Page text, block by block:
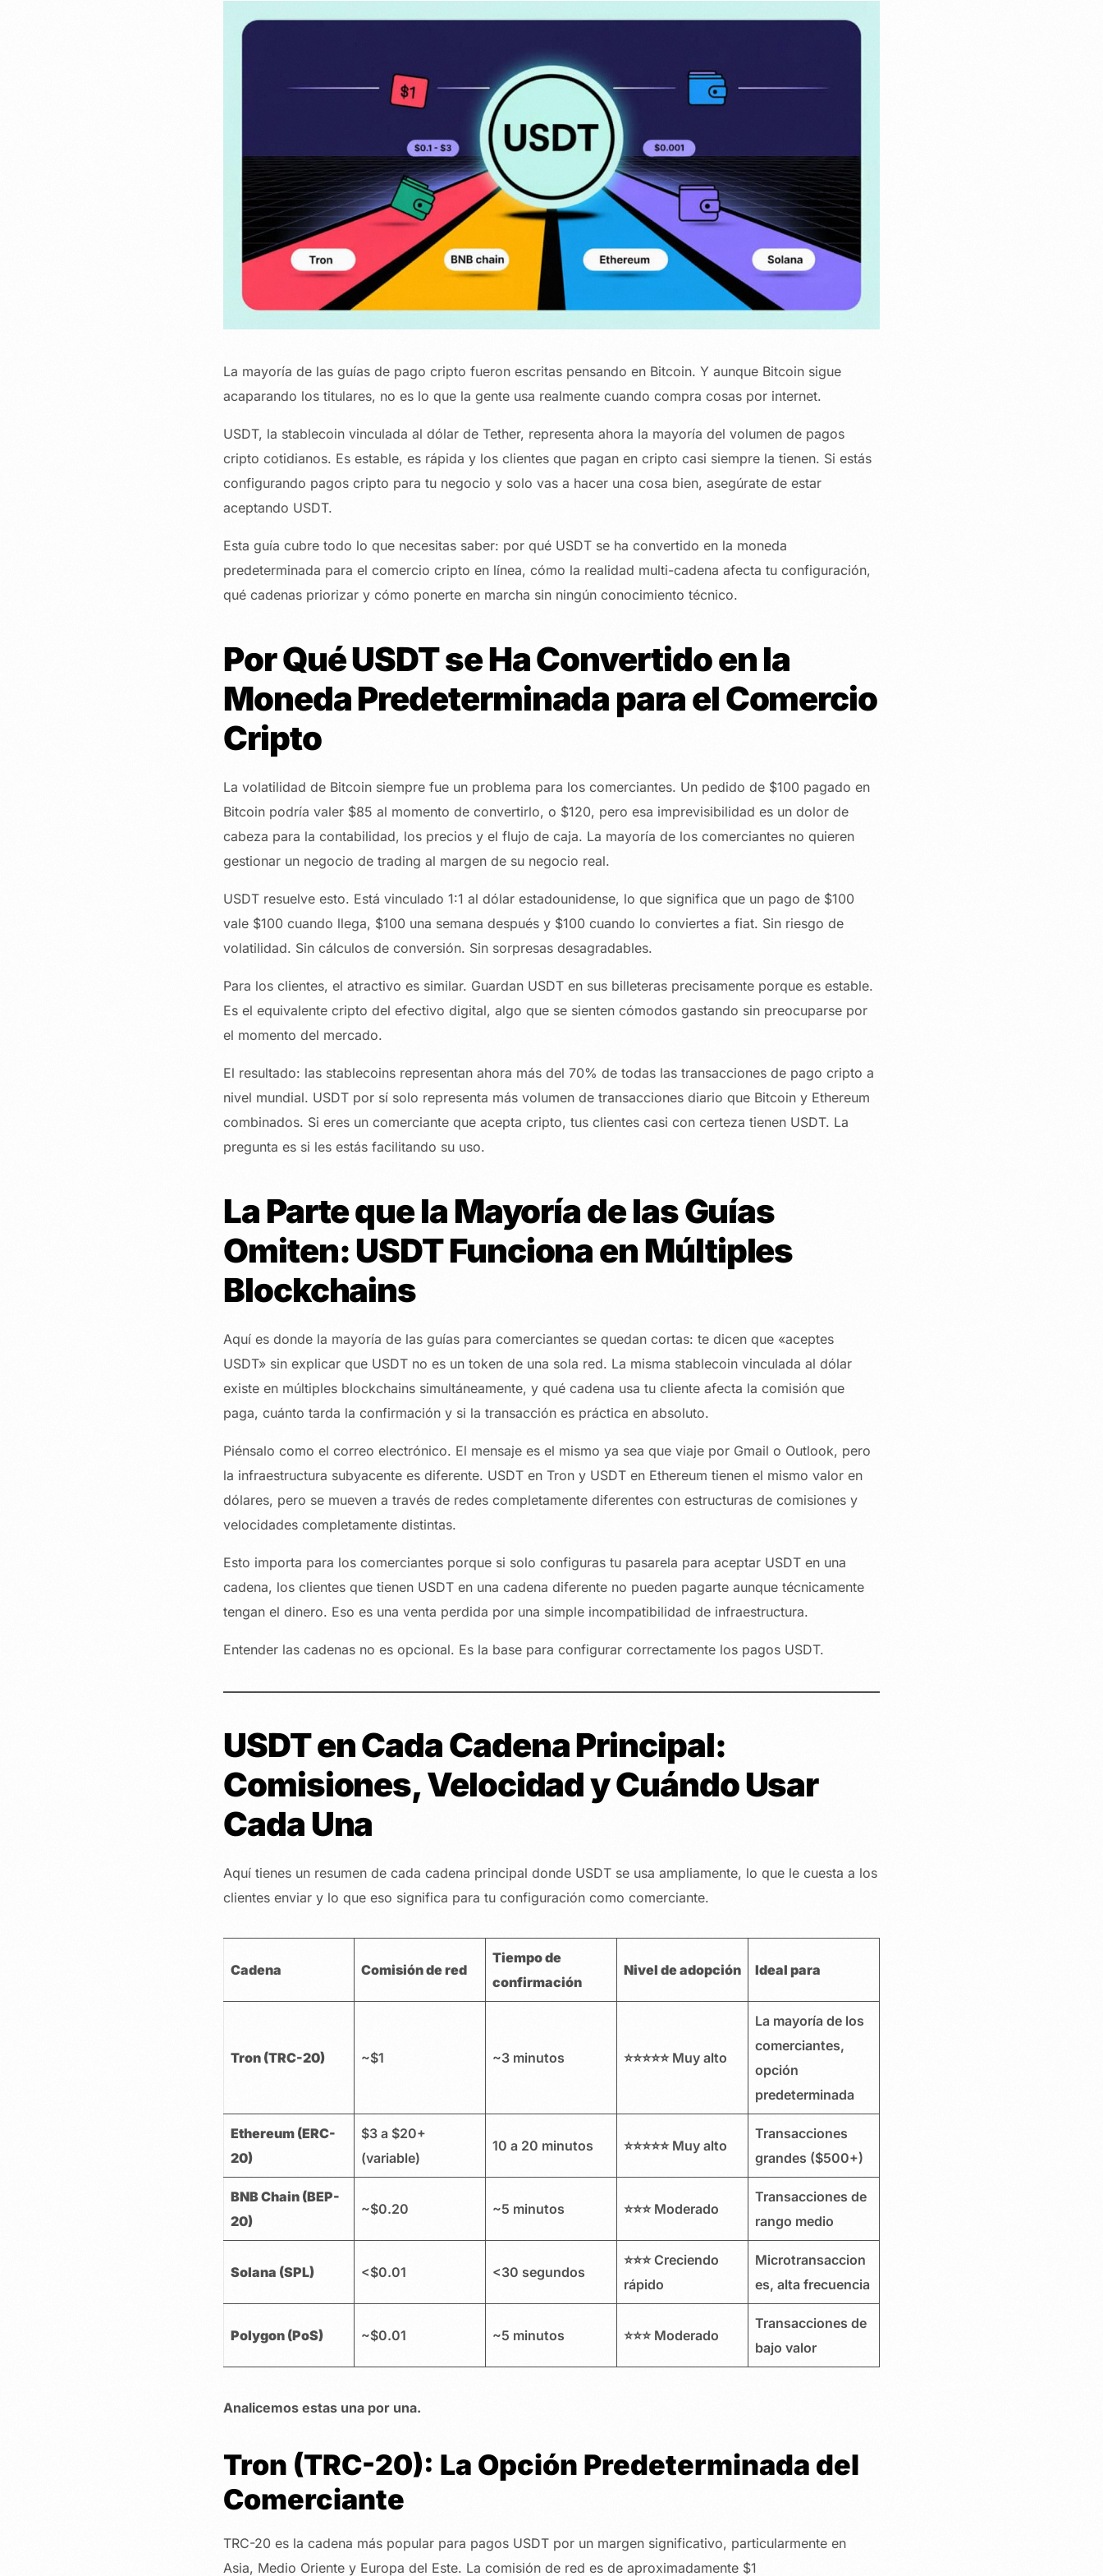
Facturación
La mayoría de las guías de pago cripto fueron escritas pensando en Bitcoin. Y aunque Bitcoin sigue
acaparando los titulares, no es lo que la gente usa realmente cuando compra cosas por internet.
USDT, la stablecoin vinculada al dólar de Tether, representa ahora la mayoría del volumen de pagos
cripto cotidianos. Es estable, es rápida y los clientes que pagan en cripto casi siempre la tienen. Si estás
configurando pagos cripto para tu negocio y solo vas a hacer una cosa bien, asegúrate de estar
aceptando USDT.
Esta guía cubre todo lo que necesitas saber: por qué USDT se ha convertido en la moneda
predeterminada para el comercio cripto en línea, cómo la realidad multi-cadena afecta tu configuración,
qué cadenas priorizar y cómo ponerte en marcha sin ningún conocimiento técnico.
Por Qué USDT se Ha Convertido en la
Moneda Predeterminada para el Comercio
Cripto
La volatilidad de Bitcoin siempre fue un problema para los comerciantes. Un pedido de $100 pagado en
Bitcoin podría valer $85 al momento de convertirlo, o $120, pero esa imprevisibilidad es un dolor de
cabeza para la contabilidad, los precios y el flujo de caja. La mayoría de los comerciantes no quieren
gestionar un negocio de trading al margen de su negocio real.
USDT resuelve esto. Está vinculado 1:1 al dólar estadounidense, lo que significa que un pago de $100
vale $100 cuando llega, $100 una semana después y $100 cuando lo conviertes a fiat. Sin riesgo de
volatilidad. Sin cálculos de conversión. Sin sorpresas desagradables.
Para los clientes, el atractivo es similar. Guardan USDT en sus billeteras precisamente porque es estable.
Es el equivalente cripto del efectivo digital, algo que se sienten cómodos gastando sin preocuparse por
el momento del mercado.
El resultado: las stablecoins representan ahora más del 70% de todas las transacciones de pago cripto a
nivel mundial. USDT por sí solo representa más volumen de transacciones diario que Bitcoin y Ethereum
combinados. Si eres un comerciante que acepta cripto, tus clientes casi con certeza tienen USDT. La
pregunta es si les estás facilitando su uso.
La Parte que la Mayoría de las Guías
Omiten: USDT Funciona en Múltiples
Blockchains
Aquí es donde la mayoría de las guías para comerciantes se quedan cortas: te dicen que «aceptes
USDT» sin explicar que USDT no es un token de una sola red. La misma stablecoin vinculada al dólar
existe en múltiples blockchains simultáneamente, y qué cadena usa tu cliente afecta la comisión que
paga, cuánto tarda la confirmación y si la transacción es práctica en absoluto.
Piénsalo como el correo electrónico. El mensaje es el mismo ya sea que viaje por Gmail o Outlook, pero
la infraestructura subyacente es diferente. USDT en Tron y USDT en Ethereum tienen el mismo valor en
dólares, pero se mueven a través de redes completamente diferentes con estructuras de comisiones y
velocidades completamente distintas.
Esto importa para los comerciantes porque si solo configuras tu pasarela para aceptar USDT en una
cadena, los clientes que tienen USDT en una cadena diferente no pueden pagarte aunque técnicamente
tengan el dinero. Eso es una venta perdida por una simple incompatibilidad de infraestructura.
Entender las cadenas no es opcional. Es la base para configurar correctamente los pagos USDT.
USDT en Cada Cadena Principal:
Comisiones, Velocidad y Cuándo Usar
Cada Una
Aquí tienes un resumen de cada cadena principal donde USDT se usa ampliamente, lo que le cuesta a los
clientes enviar y lo que eso significa para tu configuración como comerciante.
Cadena Comisión de red
Tiempo de
confirmación
Nivel de adopción Ideal para
Tron (TRC-20) ~$1 ~3 minutos ⭐⭐⭐⭐⭐ Muy alto
La mayoría de los
comerciantes,
opción
predeterminada
Ethereum (ERC-
20)
$3 a $20+
(variable)
10 a 20 minutos ⭐⭐⭐⭐⭐ Muy alto
Transacciones
grandes ($500+)
BNB Chain (BEP-
20)
~$0.20 ~5 minutos ⭐⭐⭐ Moderado
Transacciones de
rango medio
Solana (SPL) <$0.01 <30 segundos
⭐⭐⭐ Creciendo
rápido
Microtransaccion
es, alta frecuencia
Polygon (PoS) ~$0.01 ~5 minutos ⭐⭐⭐ Moderado
Transacciones de
bajo valor
Analicemos estas una por una.
Tron (TRC-20): La Opción Predeterminada del
Comerciante
TRC-20 es la cadena más popular para pagos USDT por un margen significativo, particularmente en
Asia, Medio Oriente y Europa del Este. La comisión de red es de aproximadamente $1